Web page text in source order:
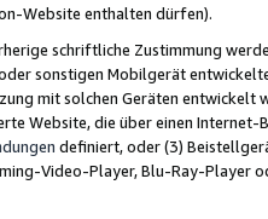
Website enthalten dürfen).
schriftliche Zustimmung
sonstigen Mobilgerät
mit solchen Geräten
Website, die über einen
definiert, oder (3)
Video-Player, Blu-Ray-Player